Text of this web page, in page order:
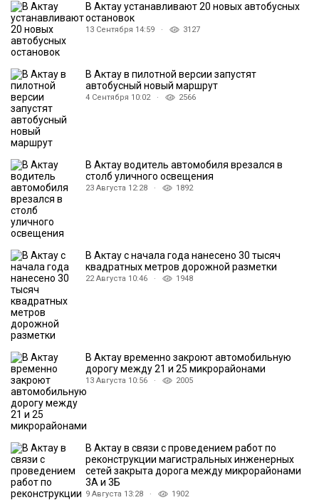
В Актау устанавливают 20 новых автобусных
остановок
13 Сентября 14:59 · 3127
В Актау в пилотной версии запустят
автобусный новый маршрут
4 Сентября 10:02 · 2566
В Актау водитель автомобиля врезался в
столб уличного освещения
23 Августа 12:28 · 1892
В Актау с начала года нанесено 30 тысяч
квадратных метров дорожной разметки
22 Августа 10:46 · 1948
В Актау временно закроют автомобильную
дорогу между 21 и 25 микрорайонами
13 Августа 10:56 · 2005
В Актау в связи с проведением работ по
реконструкции магистральных инженерных
сетей закрыта дорога между микрорайонами
3А и 3Б
9 Августа 13:28 · 1902